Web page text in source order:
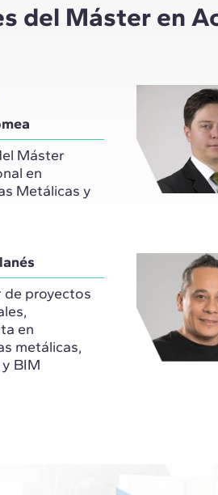
del Máster en
Máster
en
Metálicas y
de proyectos
en
metálicas,
BIM